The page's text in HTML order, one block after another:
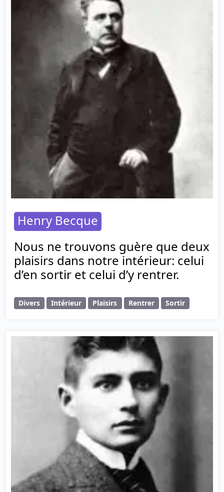
Henry Becque
Nous ne trouvons guère que deux
plaisirs dans notre intérieur: celui
d’en sortir et celui d’y rentrer.
Divers Intérieur Plaisirs Rentrer Sortir